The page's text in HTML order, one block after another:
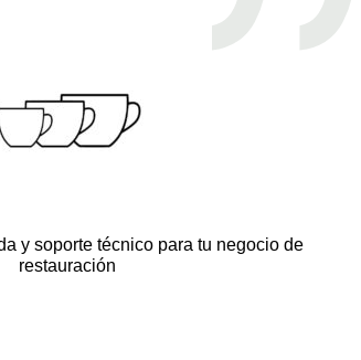
y soporte técnico para tu negocio de
restauración